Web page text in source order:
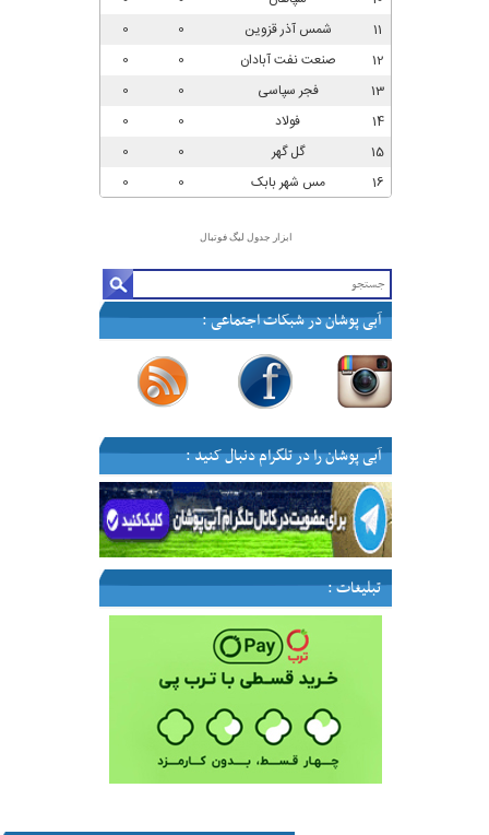
ابزار جدول لیگ فوتبال
آبی پوشان در شبکات اجتماعی :
آبی پوشان را در تلگرام دنبال کنید :
تبلیغات :